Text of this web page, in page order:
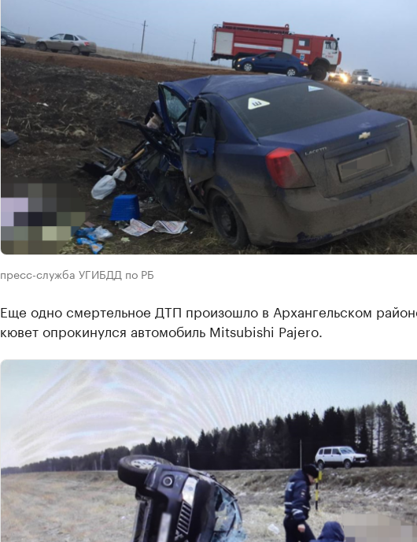
пресс-служба УГИБДД по РБ
Еще одно смертельное ДТП произошло в Архангельском
кювет опрокинулся автомобиль Mitsubishi Pajero.